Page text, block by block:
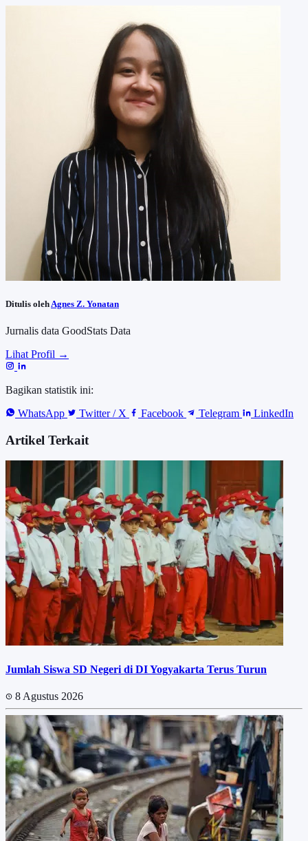
Ditulis oleh Agnes Z. Yonatan
Jurnalis data GoodStats Data
Lihat Profil →
Bagikan statistik ini:
WhatsApp
Twitter / X Facebook Telegram LinkedIn
Artikel Terkait
Jumlah Siswa SD Negeri di DI Yogyakarta Terus Turun
8 Agustus 2026